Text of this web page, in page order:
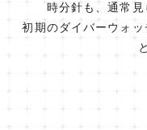
時分針も、通常見
初期のダイバーウォ